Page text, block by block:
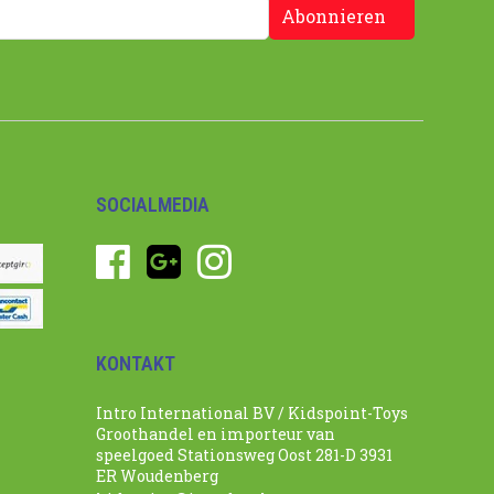
Abonnieren
SOCIALMEDIA
KONTAKT
Intro International BV / Kidspoint-Toys
Groothandel en importeur van
speelgoed Stationsweg Oost 281-D 3931
ER Woudenberg